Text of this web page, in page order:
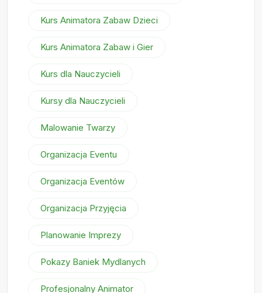
Kurs Animatora Zabaw Dzieci
Kurs Animatora Zabaw i Gier
Kurs dla Nauczycieli
Kursy dla Nauczycieli
Malowanie Twarzy
Organizacja Eventu
Organizacja Eventów
Organizacja Przyjęcia
Planowanie Imprezy
Pokazy Baniek Mydlanych
Profesjonalny Animator